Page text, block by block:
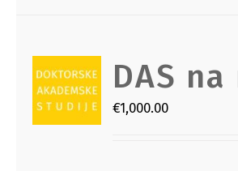
DAS
€1,000.00